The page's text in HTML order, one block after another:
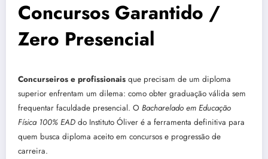
Concursos Garantido /
Zero Presencial
Concurseiros e profissionais que precisam de um diploma
superior enfrentam um dilema: como obter graduação válida sem
frequentar faculdade presencial. O Bacharelado em Educação
Física 100% EAD do Instituto Óliver é a ferramenta definitiva para
quem busca diploma aceito em concursos e progressão de
carreira.